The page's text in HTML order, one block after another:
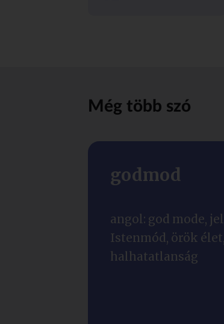
Még több szó
godmod
angol: god mode,
Istenmód, örök élet,
halhatatlanság